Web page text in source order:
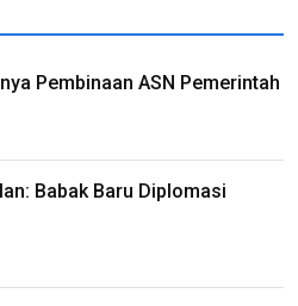
Pembinaan ASN Pemerintah
Babak Baru Diplomasi